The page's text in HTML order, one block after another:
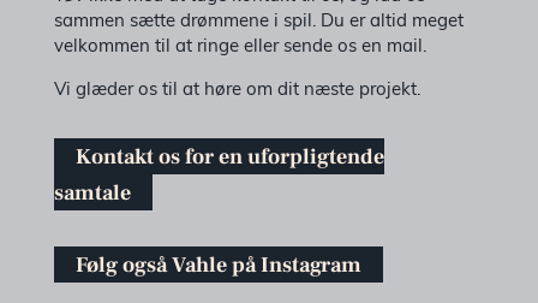
sammen sætte drømmene i spil. Du er altid meget
velkommen til at ringe eller sende os en mail.
Vi glæder os til at høre om dit næste projekt.
Kontakt os for en uforpligtende
samtale
Følg også Vahle på Instagram